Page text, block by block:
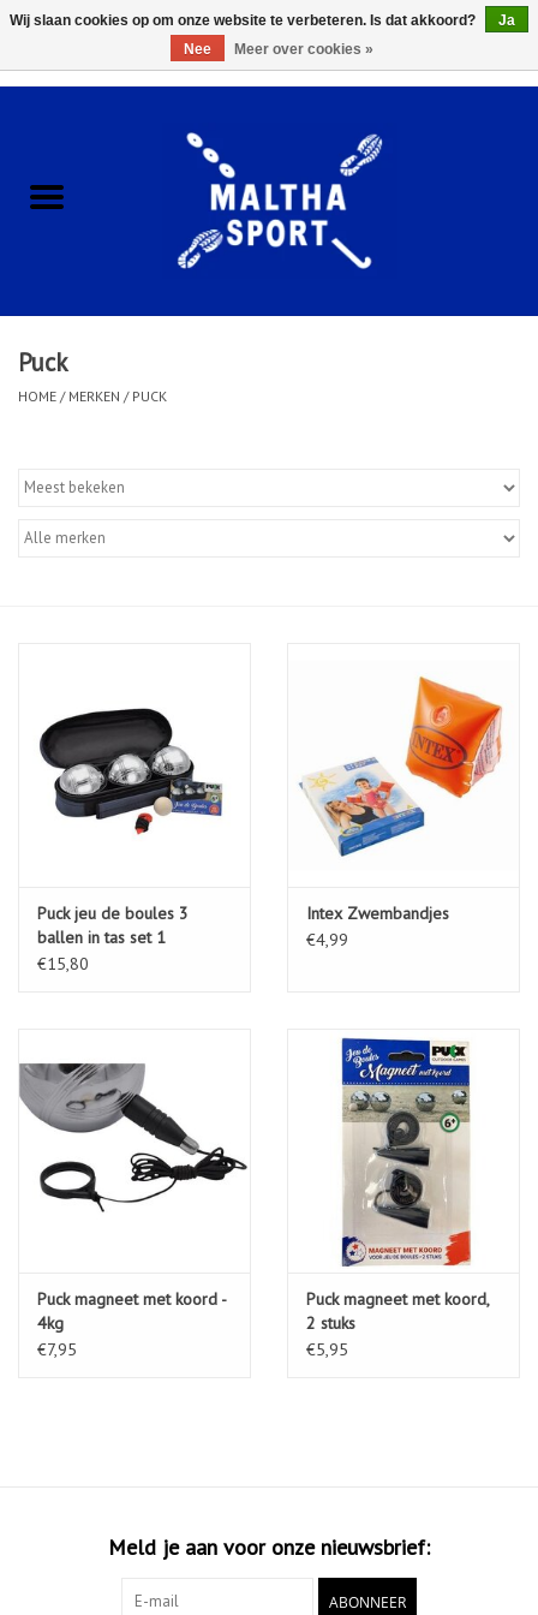
ACCESSOIRES/HARDWARE
KLEDING
Puck
HOME / MERKEN / PUCK
Puck jeu de boules 3
ballen in tas set 1
€15,80
Intex Zwembandjes
€4,99
Puck magneet met koord -
4kg
€7,95
Puck magneet met koord,
2 stuks
€5,95
Meld je aan voor onze nieuwsbrief:
ABONNEER
Wij slaan cookies op om onze website te verbeteren. Is dat akkoord?
Ja
Nee
Meer over cookies »